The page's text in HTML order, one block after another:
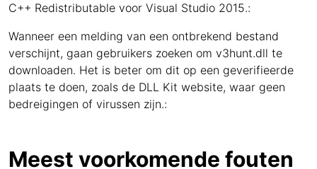
C++ Redistributable voor Visual Studio 2015.:
Wanneer een melding van een ontbrekend bestand
verschijnt, gaan gebruikers zoeken om v3hunt.dll te
downloaden. Het is beter om dit op een geverifieerde
plaats te doen, zoals de DLL Kit website, waar geen
bedreigingen of virussen zijn.:
Meest voorkomende fouten